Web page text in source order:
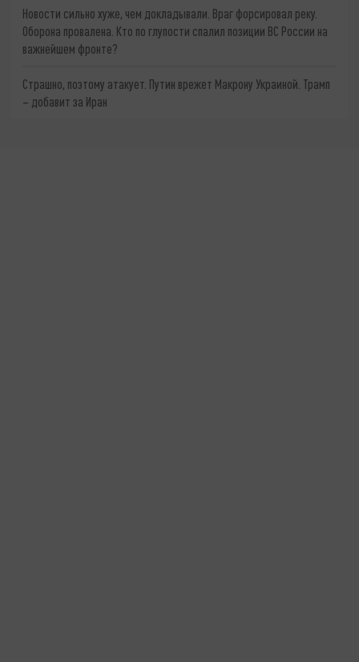
Новости сильно хуже, чем докладывали. Враг форсировал реку.
Оборона провалена. Кто по глупости спалил позиции ВС России на
важнейшем фронте?
Страшно, поэтому атакует. Путин врежет Макрону Украиной. Трамп
– добавит за Иран